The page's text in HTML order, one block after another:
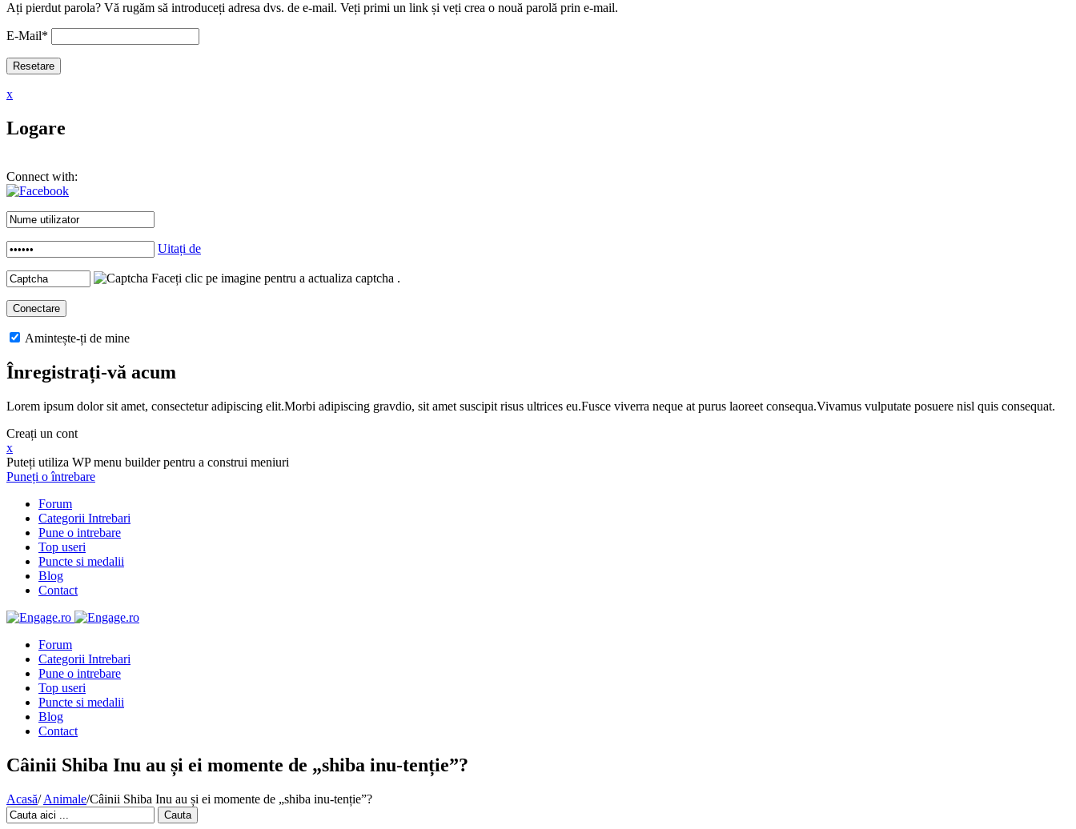
Ați pierdut parola? Vă rugăm să introduceți adresa dvs. de e-mail. Veți primi un link și veți crea o nouă parolă prin e-mail.
E-Mail*
x
Logare
Connect with:
Uitați de
Faceți clic pe imagine pentru a actualiza captcha .
Amintește-ți de mine
Înregistrați-vă acum
Lorem ipsum dolor sit amet, consectetur adipiscing elit.Morbi adipiscing gravdio, sit amet suscipit risus ultrices eu.Fusce viverra neque at purus laoreet consequa.Vivamus vulputate posuere nisl quis consequat.
Creați un cont
x
Puteți utiliza WP menu builder pentru a construi meniuri
Puneți o întrebare
Forum
Categorii Intrebari
Pune o intrebare
Top useri
Puncte si medalii
Blog
Contact
Forum
Categorii Intrebari
Pune o intrebare
Top useri
Puncte si medalii
Blog
Contact
Câinii Shiba Inu au și ei momente de „shiba inu-tenție”?
Acasă/ Animale/Câinii Shiba Inu au și ei momente de „shiba inu-tenție”?
Cauta